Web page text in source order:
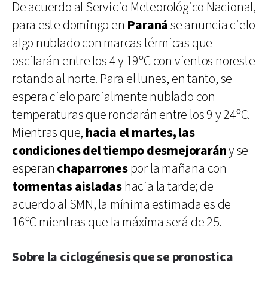
De acuerdo al Servicio Meteorológico Nacional,
para este domingo en Paranáse anuncia cielo
algo nublado con marcas térmicas que
oscilarán entre los 4 y 19ºC con vientos noreste
rotando al norte. Para el lunes, en tanto, se
espera cielo parcialmente nublado con
temperaturas que rondarán entre los 9 y 24ºC.
Mientras que, hacia el martes, las
condiciones del tiempo desmejorarány se
esperan chaparronespor la mañana con
tormentas aisladashacia la tarde; de
acuerdo al SMN, la mínima estimada es de
16ºC mientras que la máxima será de 25.
Sobre la ciclogénesis que se pronostica